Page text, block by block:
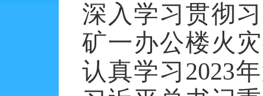
深入学习贯彻
矿一办公楼火
认真学习2023